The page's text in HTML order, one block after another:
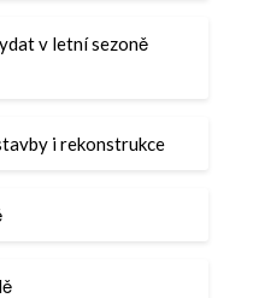
v letní sezoně
i rekonstrukce